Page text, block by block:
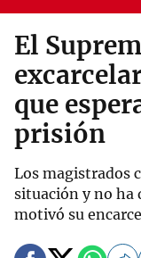
El
que
prisión
Los magistrados
situación y no ha
motivó su